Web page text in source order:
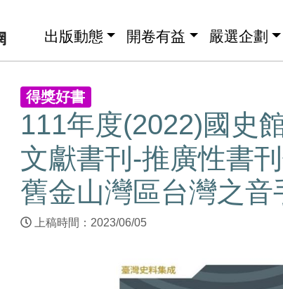
出版動態 開卷有益 嚴選企劃
得獎好書
111年度(2022)國史
文獻書刊-推廣性書
舊金山灣區台灣之音
上稿時間：2023/06/05